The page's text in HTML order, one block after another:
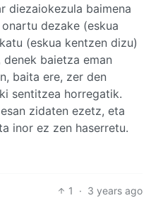
diezaiokezula baimena
dezake (eskua
(eskua kentzen dizu)
baietza eman
baita ere, zer den
sentitzea horregatik.
zidaten ezetz, eta
inor ez zen haserretu.
1 · 3 years ago